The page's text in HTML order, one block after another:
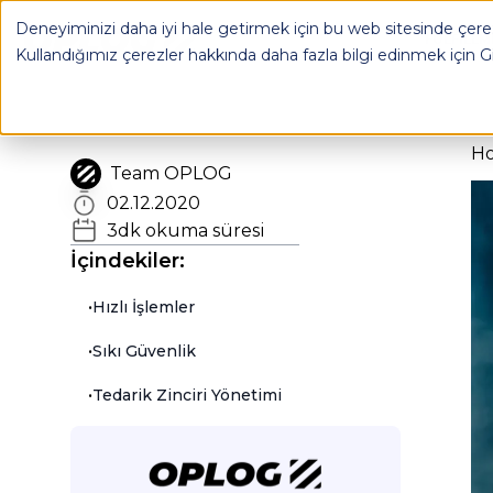
Deneyiminizi daha iyi hale getirmek için bu web sitesinde
Kullandığımız çerezler hakkında daha fazla bilgi edinmek için
OPLOG
Team OPLOG
02.12.2020
3dk okuma süresi
İçindekiler:
•Hızlı İşlemler
•Sıkı Güvenlik
•Tedarik Zinciri Yönetimi